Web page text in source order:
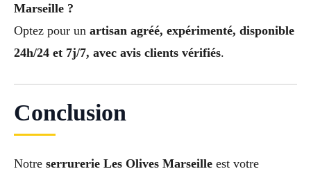
Marseille ?
Optez pour un artisan agréé, expérimenté, disponible
24h/24 et 7j/7, avec avis clients vérifiés.
Conclusion
Notre serrurerie Les Olives Marseille est votre